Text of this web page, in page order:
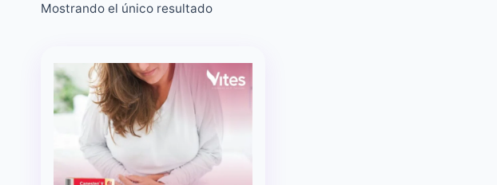
Mostrando el único resultado